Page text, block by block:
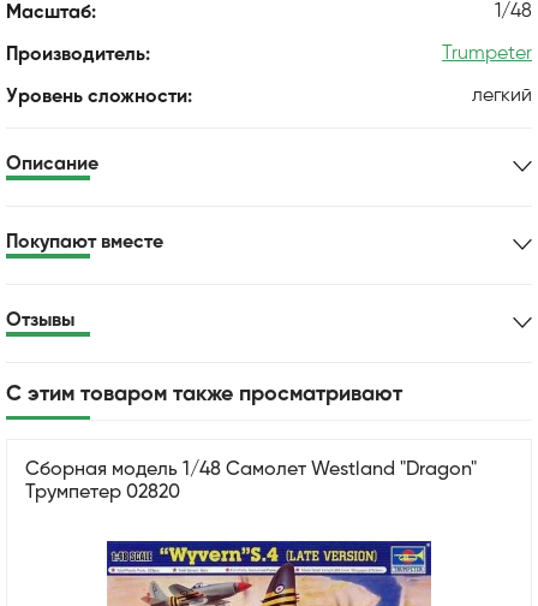
Масштаб: 1/48
Производитель: Trumpeter
Уровень сложности: легкий
Описание
Покупают вместе
Отзывы
С этим товаром также просматривают
Сборная модель 1/48 Самолет Westland "Dragon"
Трумпетер 02820